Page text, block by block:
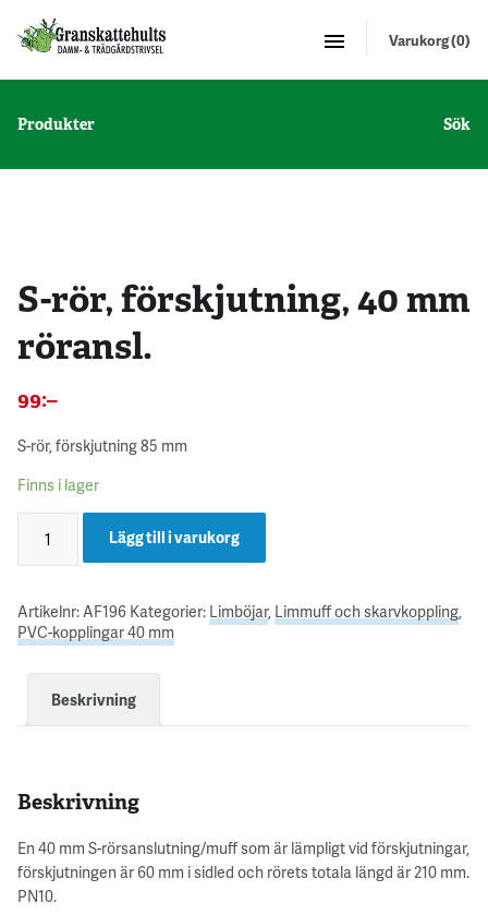
Varukorg (0)
Produkter Sök
S-rör, förskjutning, 40 mm
röransl.
99:–
S-rör, förskjutning 85 mm
Finns i lager
Lägg till i varukorg
Artikelnr: AF196 Kategorier: Limböjar, Limmuff och skarvkoppling
PVC-kopplingar 40 mm
Beskrivning
Beskrivning
En 40 mm S-rörsanslutning/muff som är lämpligt vid förskjutningar,
förskjutningen är 60 mm i sidled och rörets totala längd är 210 mm.
PN10.